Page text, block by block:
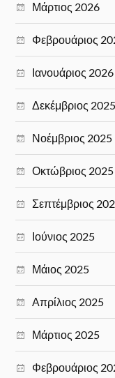
Μάρτιος 2026
Φεβρουάριος
Ιανουάριος 2026
Δεκέμβριος 2025
Νοέμβριος 2025
Οκτώβριος 2025
Σεπτέμβριος
Ιούνιος 2025
Μάιος 2025
Απρίλιος 2025
Μάρτιος 2025
Φεβρουάριος